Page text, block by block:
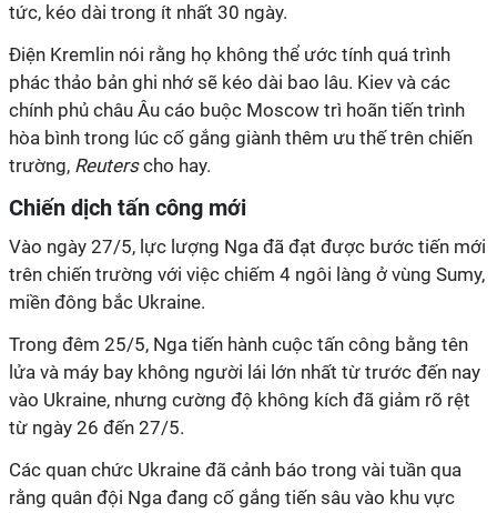
tức, kéo dài trong ít nhất 30 ngày.
Điện Kremlin nói rằng họ không thể ước tính quá trình
phác thảo bản ghi nhớ sẽ kéo dài bao lâu. Kiev và các
chính phủ châu Âu cáo buộc Moscow trì hoãn tiến trình
hòa bình trong lúc cố gắng giành thêm ưu thế trên chiến
trường, Reuterscho hay.
Chiến dịch tấn công mới
Vào ngày 27/5, lực lượng Nga đã đạt được bước tiến mới
trên chiến trường với việc chiếm 4 ngôi làng ở vùng Sumy,
miền đông bắc Ukraine.
Trong đêm 25/5, Nga tiến hành cuộc tấn công bằng tên
lửa và máy bay không người lái lớn nhất từ ​​trước đến nay
vào Ukraine, nhưng cường độ không kích đã giảm rõ rệt
từ ngày 26 đến 27/5.
Các quan chức Ukraine đã cảnh báo trong vài tuần qua
rằng quân đội Nga đang cố gắng tiến sâu vào khu vực